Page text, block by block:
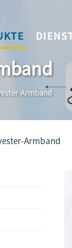
Armband
Armband